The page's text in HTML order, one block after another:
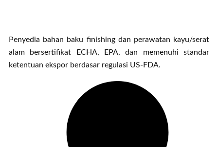
Penyedia bahan baku finishing dan perawatan kayu/serat
alam bersertifikat ECHA, EPA, dan memenuhi standar
ketentuan ekspor berdasar regulasi US-FDA.